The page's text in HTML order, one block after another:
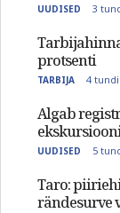
UUDISED 3
protsenti
TARBIJA 4 tundi
Algab
UUDISED 5
Taro:
rändesurve